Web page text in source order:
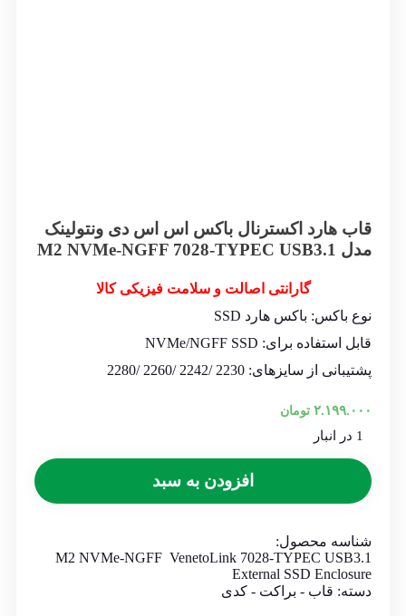
قاب هارد اکسترنال باکس اس اس دی ونتولینک
مدل M2 NVMe-NGFF 7028-TYPEC USB3.1
گارانتی اصالت و سلامت فیزیکی کالا
نوع باکس: باکس هارد SSD
قابل استفاده برای: NVMe/NGFF SSD
پشتیبانی از سایزهای: 2230 /2242 /2260 /2280
۲.۱۹۹.۰۰۰ تومان
1 در انبار
افزودن به سبد
شناسه محصول:
M2 NVMe-NGFF VenetoLink 7028-TYPEC USB3.1
External SSD Enclosure
دسته: قاب - براکت - کدی